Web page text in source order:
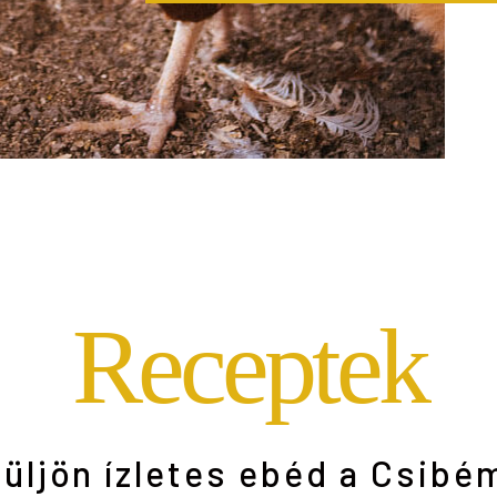
Receptek
ízletes ebéd a